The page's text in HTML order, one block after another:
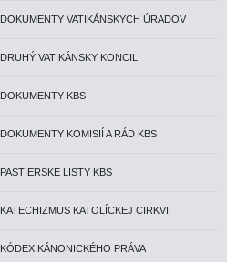
DOKUMENTY VATIKÁNSKYCH ÚRADOV
DRUHÝ VATIKÁNSKY KONCIL
DOKUMENTY KBS
DOKUMENTY KOMISIÍ A RÁD KBS
PASTIERSKE LISTY KBS
KATECHIZMUS KATOLÍCKEJ CIRKVI
KÓDEX KÁNONICKÉHO PRÁVA